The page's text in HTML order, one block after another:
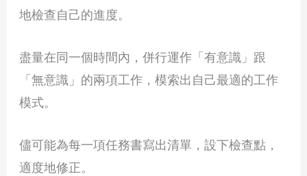
地檢查自己的進度。
盡量在同一個時間內，併行運作「有意識」跟
「無意識」的兩項工作，模索出自己最適的工作
模式。
儘可能為每一項任務書寫出清單，設下檢查點，
適度地修正。